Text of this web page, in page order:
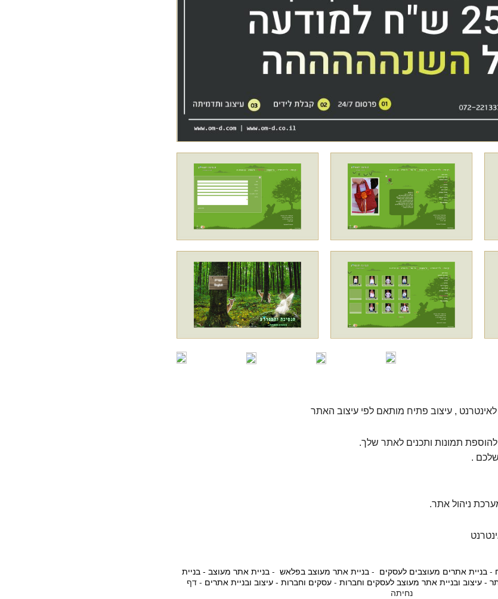
, עיצוב פתיח מותאם לפי עיצוב האתר
תמונות ותכנים לאתר שלך.
.
ניהול אתר.
- בניית אתרים מעוצבים לעסקים - בניית אתר מעוצב בפלאש - בניית אתר מעוצב - בניית
- עיצוב ובניית אתר מעוצב לעסקים וחברות - עסקים וחברות - עיצוב ובניית אתרים - דף
נחיתה